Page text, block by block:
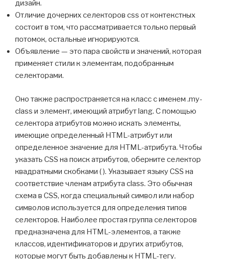
дизайн.
Отличие дочерних селекторов css от контекстных
состоит в том, что рассматривается только первый
потомок, остальные игнорируются.
Объявление — это пара свойств и значений, которая
применяет стили к элементам, подобранным
селекторами.
Оно также распространяется на класс с именем .my-
class и элемент, имеющий атрибут lang. С помощью
селектора атрибутов можно искать элементы,
имеющие определенный HTML-атрибут или
определенное значение для HTML-атрибута. Чтобы
указать CSS на поиск атрибутов, оберните селектор
квадратными скобками ( ). Указывает языку CSS на
соответствие членам атрибута class. Это обычная
схема в CSS, когда специальный символ или набор
символов используется для определения типов
селекторов. Наиболее простая группа селекторов
предназначена для HTML-элементов, а также
классов, идентификаторов и других атрибутов,
которые могут быть добавлены к HTML-тегу.